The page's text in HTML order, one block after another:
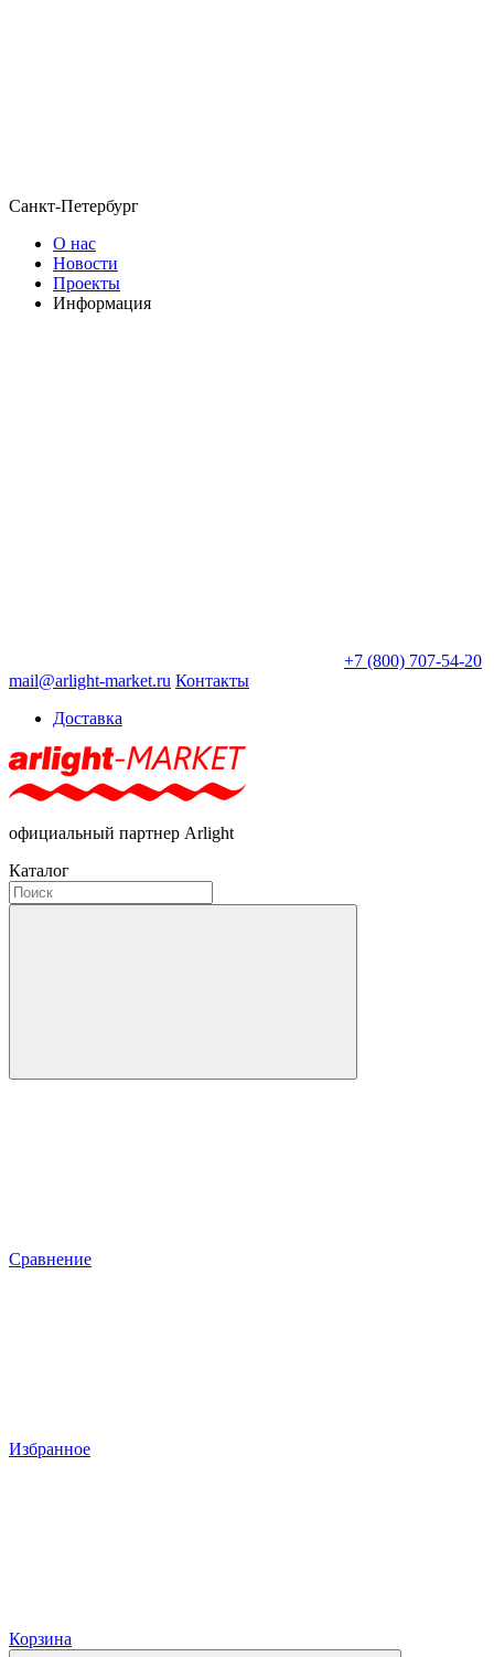
Санкт-Петербург
О нас
Новости
Проекты
Информация
+7 (800) 707-54-20
mail@arlight-market.ru Контакты
Доставка
официальный партнер Arlight
Каталог
Сравнение
Избранное
Корзина